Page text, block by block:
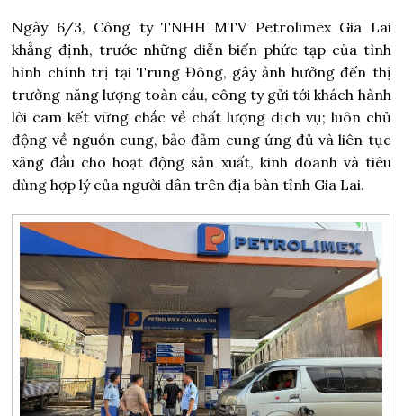
Ngày 6/3, Công ty TNHH MTV Petrolimex Gia Lai
khẳng định, trước những diễn biến phức tạp của tình
hình chính trị tại Trung Đông, gây ảnh hưởng đến thị
trường năng lượng toàn cầu, công ty gửi tới khách hành
lời cam kết vững chắc về chất lượng dịch vụ; luôn chủ
động về nguồn cung, bảo đảm cung ứng đủ và liên tục
xăng đầu cho hoạt động sản xuất, kinh doanh và tiêu
dùng hợp lý của người dân trên địa bàn tỉnh Gia Lai.